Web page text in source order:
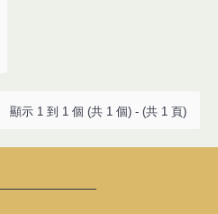
顯示 1 到 1 個 (共 1 個) - (共 1 頁)